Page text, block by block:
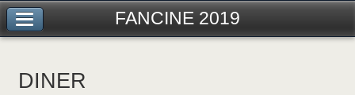
FANCINE 2019
DINER